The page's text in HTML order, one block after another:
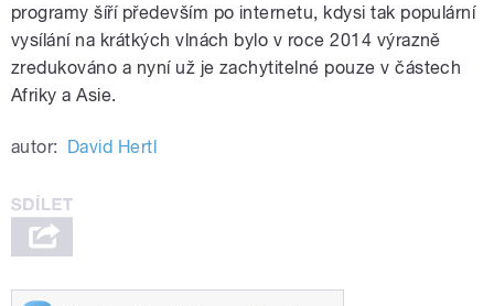
programy šíří především po internetu, kdysi tak populární
vysílání na krátkých vlnách bylo v roce 2014 výrazně
zredukováno a nyní už je zachytitelné pouze v částech
Afriky a Asie.
autor: David Hertl